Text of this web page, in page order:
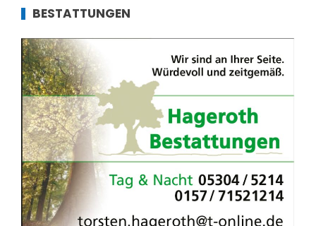
BESTATTUNGEN